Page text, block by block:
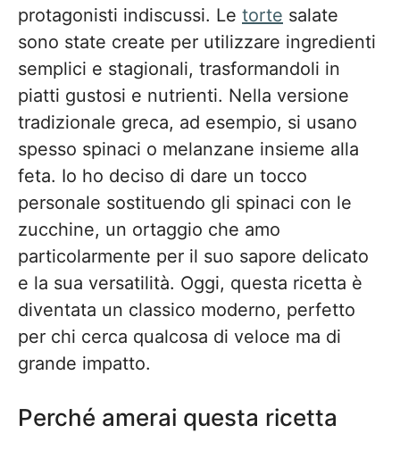
protagonisti indiscussi. Le torte salate
sono state create per utilizzare ingredienti
semplici e stagionali, trasformandoli in
piatti gustosi e nutrienti. Nella versione
tradizionale greca, ad esempio, si usano
spesso spinaci o melanzane insieme alla
feta. Io ho deciso di dare un tocco
personale sostituendo gli spinaci con le
zucchine, un ortaggio che amo
particolarmente per il suo sapore delicato
e la sua versatilità. Oggi, questa ricetta è
diventata un classico moderno, perfetto
per chi cerca qualcosa di veloce ma di
grande impatto.
Perché amerai questa ricetta